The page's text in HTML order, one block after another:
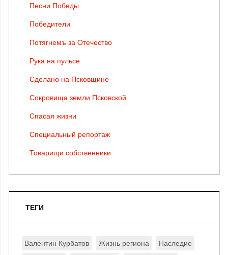
Песни Победы
Победители
Потягнемъ за Отечество
Рука на пульсе
Сделано на Псковщине
Сокровища земли Псковской
Спасая жизни
Специальный репортаж
Товарищи собственники
ТЕГИ
Валентин Курбатов Жизнь региона Наследие